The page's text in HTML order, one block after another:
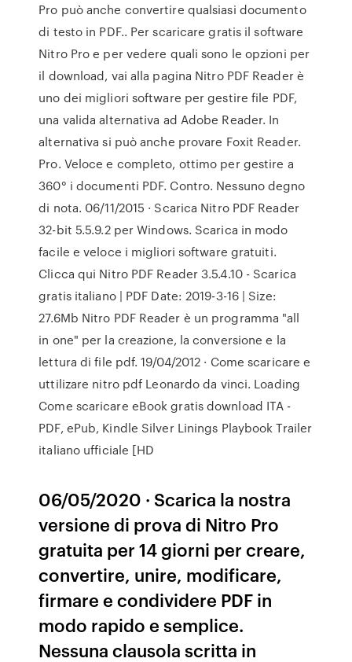
Pro può anche convertire qualsiasi documento
di testo in PDF.. Per scaricare gratis il software
Nitro Pro e per vedere quali sono le opzioni per
il download, vai alla pagina Nitro PDF Reader è
uno dei migliori software per gestire file PDF,
una valida alternativa ad Adobe Reader. In
alternativa si può anche provare Foxit Reader.
Pro. Veloce e completo, ottimo per gestire a
360° i documenti PDF. Contro. Nessuno degno
di nota. 06/11/2015 · Scarica Nitro PDF Reader
32-bit 5.5.9.2 per Windows. Scarica in modo
facile e veloce i migliori software gratuiti.
Clicca qui Nitro PDF Reader 3.5.4.10 - Scarica
gratis italiano | PDF Date: 2019-3-16 | Size:
27.6Mb Nitro PDF Reader è un programma "all
in one" per la creazione, la conversione e la
lettura di file pdf. 19/04/2012 · Come scaricare e
uttilizare nitro pdf Leonardo da vinci. Loading
Come scaricare eBook gratis download ITA -
PDF, ePub, Kindle Silver Linings Playbook Trailer
italiano ufficiale [HD
06/05/2020 · Scarica la nostra
versione di prova di Nitro Pro
gratuita per 14 giorni per creare,
convertire, unire, modificare,
firmare e condividere PDF in
modo rapido e semplice.
Nessuna clausola scritta in